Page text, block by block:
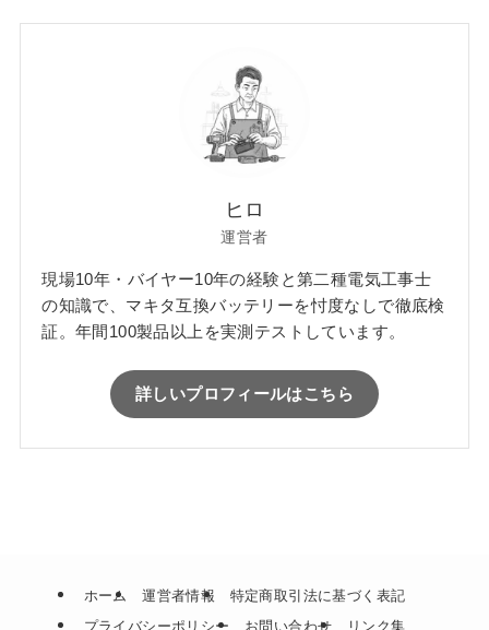
ヒロ
運営者
現場10年・バイヤー10年の経験と第二種電気工事士
の知識で、マキタ互換バッテリーを忖度なしで徹底検
証。年間100製品以上を実測テストしています。
詳しいプロフィールはこちら
ホーム 運営者情報
特定商取引法に基づく表記
プライバシーポリシー
お問い合わせ リンク集